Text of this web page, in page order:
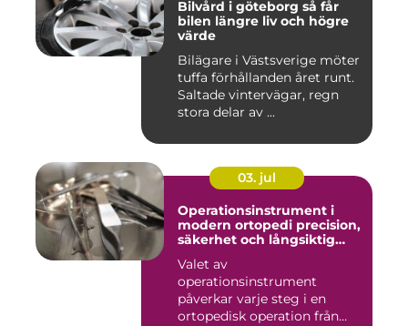
Bilvård i göteborg så får
bilen längre liv och högre
värde
Bilägare i Västsverige möter
tuffa förhållanden året runt.
Saltade vintervägar, regn
stora delar av ...
03. jul
Operationsinstrument i
modern ortopedi precision,
säkerhet och långsiktig
Valet av
operationsinstrument
påverkar varje steg i en
ortopedisk operation från